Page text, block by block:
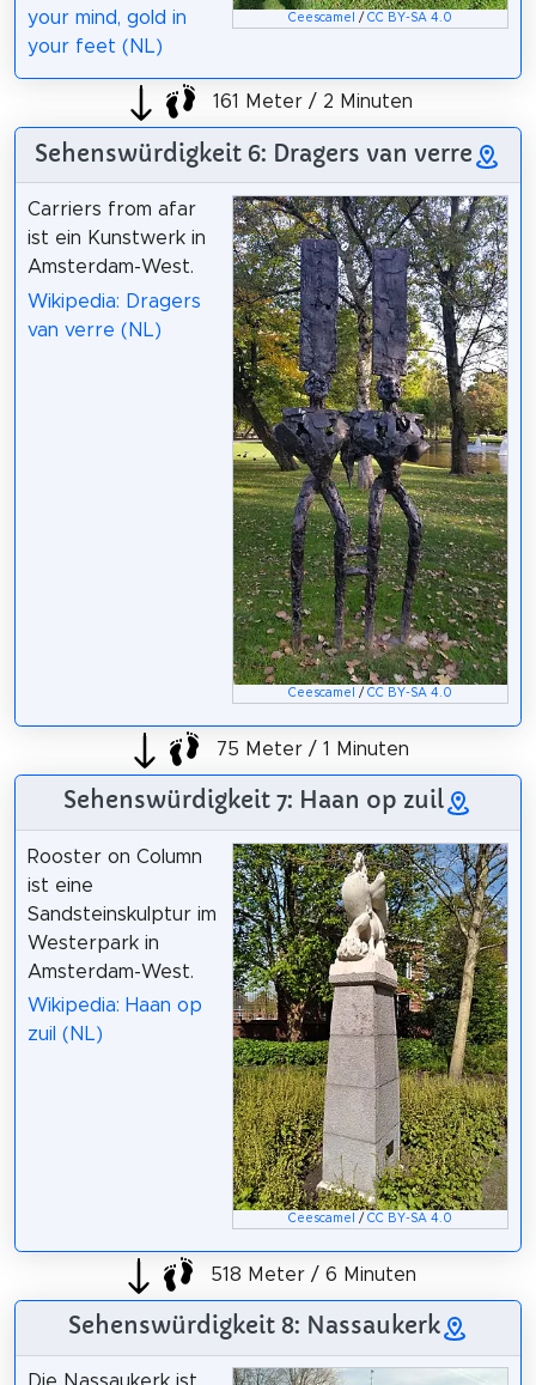
Ceescamel /CC BY-SA 4.0
your mind, gold in
your feet (NL)
161 Meter / 2 Minuten
Sehenswürdigkeit 6: Dragers van verre
Ceescamel /CC BY-SA 4.0
Carriers from afar
ist ein Kunstwerk in
Amsterdam-West.
Wikipedia: Dragers
van verre (NL)
75 Meter / 1 Minuten
Sehenswürdigkeit 7: Haan op zuil
Ceescamel /CC BY-SA 4.0
Rooster on Column
ist eine
Sandsteinskulptur im
Westerpark in
Amsterdam-West.
Wikipedia: Haan op
zuil (NL)
518 Meter / 6 Minuten
Sehenswürdigkeit 8: Nassaukerk